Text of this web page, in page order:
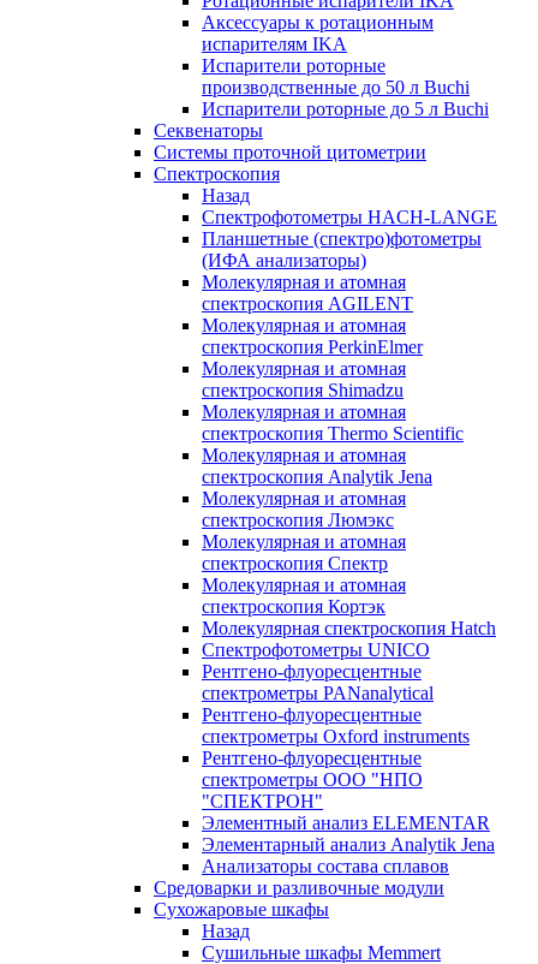
Аксессуары к ротационным
испарителям IKA
Испарители роторные
производственные до 50 л Buchi
Испарители роторные до 5 л Buchi
Секвенаторы
Системы проточной цитометрии
Спектроскопия
Назад
Спектрофотометры HACH-LANGE
Планшетные (спектро)фотометры
(ИФА анализаторы)
Молекулярная и атомная
спектроскопия AGILENT
Молекулярная и атомная
спектроскопия PerkinElmer
Молекулярная и атомная
спектроскопия Shimadzu
Молекулярная и атомная
спектроскопия Thermo Scientific
Молекулярная и атомная
спектроскопия Analytik Jena
Молекулярная и атомная
спектроскопия Люмэкс
Молекулярная и атомная
спектроскопия Спектр
Молекулярная и атомная
спектроскопия Кортэк
Молекулярная спектроскопия Hatch
Спектрофотометры UNICO
Рентгено-флуоресцентные
спектрометры PANanalytical
Рентгено-флуоресцентные
спектрометры Oxford instruments
Рентгено-флуоресцентные
спектрометры ООО "НПО
"СПЕКТРОН"
Элементный анализ ELEMENTAR
Элементарный анализ Analytik Jena
Анализаторы состава сплавов
Средоварки и разливочные модули
Сухожаровые шкафы
Назад
Сушильные шкафы Memmert